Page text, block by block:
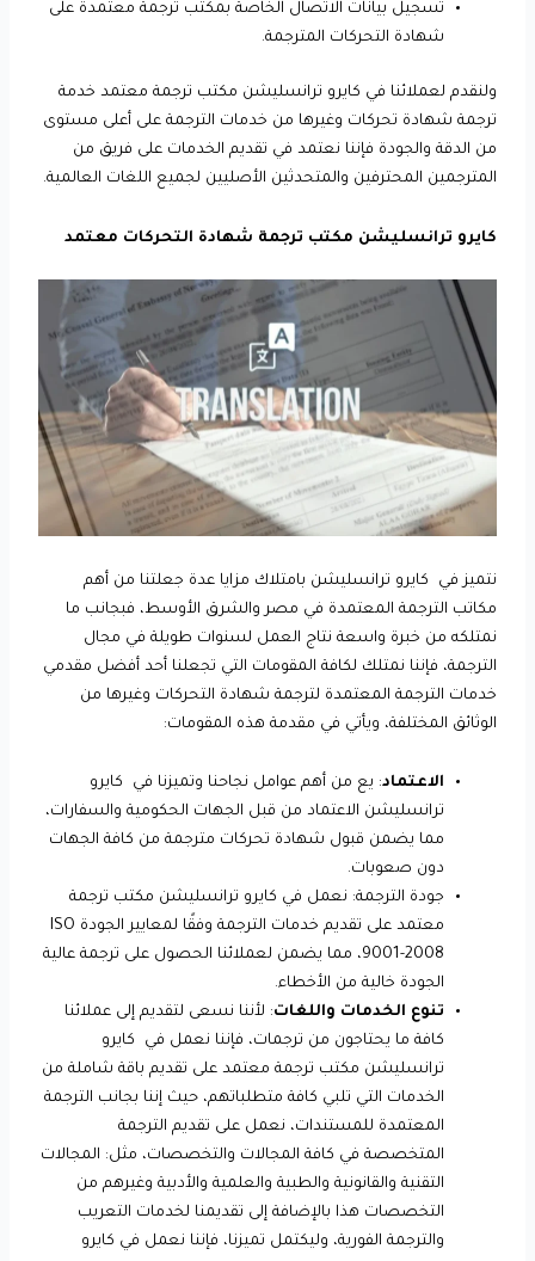
تسجيل بيانات الاتصال الخاصة بمكتب ترجمة معتمدة على
شهادة التحركات المترجمة.
ولنقدم لعملائنا في كايرو ترانسليشن مكتب ترجمة معتمد خدمة
ترجمة شهادة تحركات وغيرها من خدمات الترجمة على أعلى مستوى
من الدقة والجودة فإننا نعتمد في تقديم الخدمات على فريق من
المترجمين المحترفين والمتحدثين الأصليين لجميع اللغات العالمية.
كايرو ترانسليشن مكتب ترجمة شهادة التحركات معتمد
نتميز في كايرو ترانسليشن بامتلاك مزايا عدة جعلتنا من أهم
مكاتب الترجمة المعتمدة في مصر والشرق الأوسط، فبجانب ما
نمتلكه من خبرة واسعة نتاج العمل لسنوات طويلة في مجال
الترجمة، فإننا نمتلك لكافة المقومات التي تجعلنا أحد أفضل مقدمي
خدمات الترجمة المعتمدة لترجمة شهادة التحركات وغيرها من
الوثائق المختلفة، ويأتي في مقدمة هذه المقومات:
الاعتماد: يع من أهم عوامل نجاحنا وتميزنا في كايرو
ترانسليشن الاعتماد من قبل الجهات الحكومية والسفارات،
مما يضمن قبول شهادة تحركات مترجمة من كافة الجهات
دون صعوبات.
جودة الترجمة: نعمل في كايرو ترانسليشن مكتب ترجمة
معتمد على تقديم خدمات الترجمة وفقًا لمعايير الجودة ISO
9001-2008، مما يضمن لعملائنا الحصول على ترجمة عالية
الجودة خالية من الأخطاء.
تنوع الخدمات واللغات: لأننا نسعى لتقديم إلى عملائنا
كافة ما يحتاجون من ترجمات، فإننا نعمل في كايرو
ترانسليشن مكتب ترجمة معتمد على تقديم باقة شاملة من
الخدمات التي تلبي كافة متطلباتهم، حيث إننا بجانب الترجمة
المعتمدة للمستندات، نعمل على تقديم الترجمة
المتخصصة في كافة المجالات والتخصصات، مثل: المجالات
التقنية والقانونية والطبية والعلمية والأدبية وغيرهم من
التخصصات هذا بالإضافة إلى تقديمنا لخدمات التعريب
والترجمة الفورية، وليكتمل تميزنا، فإننا نعمل في كايرو